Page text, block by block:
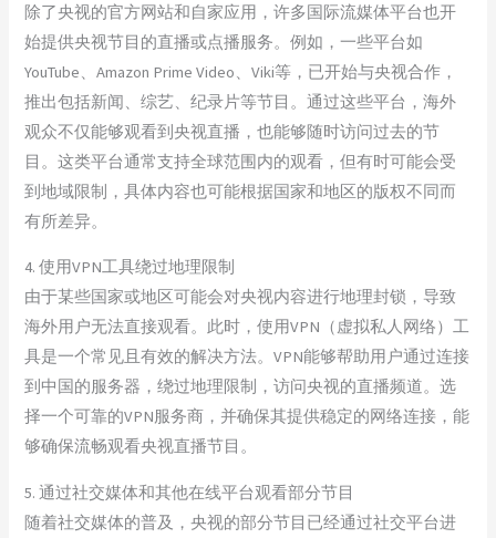
除了央视的官方网站和自家应用，许多国际流媒体平台也开
始提供央视节目的直播或点播服务。例如，一些平台如
YouTube、Amazon Prime Video、Viki等，已开始与央视合作，
推出包括新闻、综艺、纪录片等节目。通过这些平台，海外
观众不仅能够观看到央视直播，也能够随时访问过去的节
目。这类平台通常支持全球范围内的观看，但有时可能会受
到地域限制，具体内容也可能根据国家和地区的版权不同而
有所差异。
4. 使用VPN工具绕过地理限制
由于某些国家或地区可能会对央视内容进行地理封锁，导致
海外用户无法直接观看。此时，使用VPN（虚拟私人网络）工
具是一个常见且有效的解决方法。VPN能够帮助用户通过连接
到中国的服务器，绕过地理限制，访问央视的直播频道。选
择一个可靠的VPN服务商，并确保其提供稳定的网络连接，能
够确保流畅观看央视直播节目。
5. 通过社交媒体和其他在线平台观看部分节目
随着社交媒体的普及，央视的部分节目已经通过社交平台进